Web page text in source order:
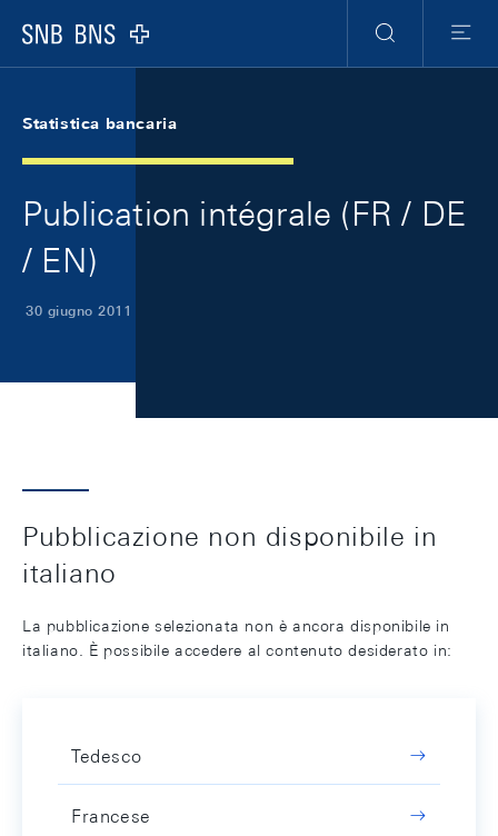
Logo
Ricerca
Menu
Statistica bancaria
Publication intégrale (FR / DE
/ EN)
30 giugno 2011
Pubblicazione non disponibile in
italiano
La pubblicazione selezionata non è ancora disponibile in
italiano. È possibile accedere al contenuto desiderato in:
Tedesco
Francese